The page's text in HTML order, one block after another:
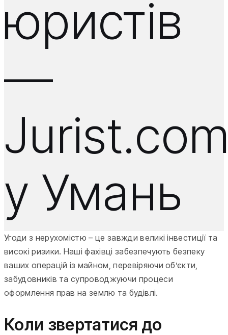
юристів
—
у Умань
Угоди з нерухомістю – це завжди великі інвестиції та
високі ризики. Наші фахівці забезпечують безпеку
ваших операцій із майном, перевіряючи об’єкти,
забудовників та супроводжуючи процеси
оформлення прав на землю та будівлі.
Коли звертатися до